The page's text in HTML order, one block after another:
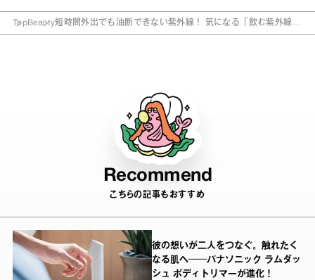
TopBeauty短時間外出でも油断できない紫外線！ 気になる「飲む紫外線対
Recommend
こちらの記事もおすすめ
彼の想いが二人をつなぐ。触れたく
なる肌へ──パナソニック ラムダッ
シュ ボディトリマーが進化！